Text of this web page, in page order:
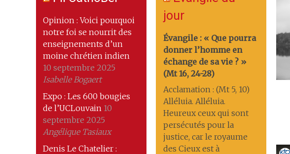
Opinion : Voici pourquoi
notre foi se nourrit des
enseignements d’un
moine chrétien indien
10 septembre 2025
Isabelle Bogaert
Expo : Les 600 bougies
de l’UCLouvain 10
septembre 2025
Angélique Tasiaux
Denis Le Chatelier :
jour
Évangile : « Que pourra
donner l’homme en
échange de sa vie ? »
(Mt 16, 24-28)
Acclamation : (Mt 5, 10)
Alléluia. Alléluia.
Heureux ceux qui sont
persécutés pour la
justice, car le royaume
des Cieux est à